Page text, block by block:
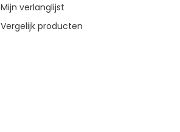
Mijn verlanglijst
Vergelijk producten